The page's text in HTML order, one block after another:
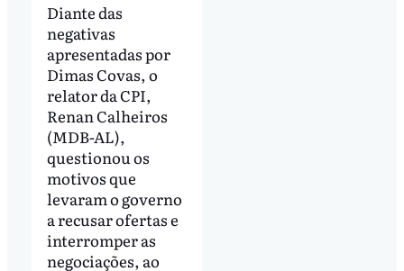
Diante das
negativas
apresentadas por
Dimas Covas, o
relator da CPI,
Renan Calheiros
(MDB-AL),
questionou os
motivos que
levaram o governo
a recusar ofertas e
interromper as
negociações, ao